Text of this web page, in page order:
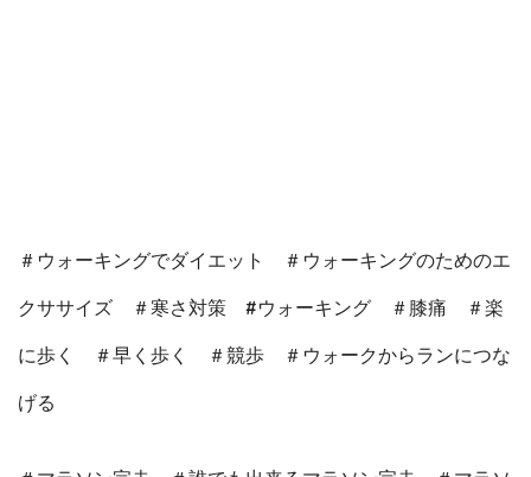
＃ウォーキングでダイエット ＃ウォーキングのためのエ
クササイズ ＃寒さ対策 #ウォーキング ＃膝痛 ＃楽
に歩く ＃早く歩く ＃競歩 ＃ウォークからランにつな
げる